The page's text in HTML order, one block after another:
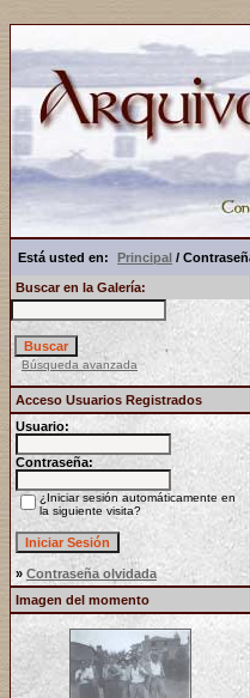
Está usted en: Principal /
Buscar en la Galería:
Búsqueda avanzada
Acceso Usuarios Registrados
Usuario:
Contraseña:
¿Iniciar sesión automáticamente en
la siguiente visita?
» Contraseña olvidada
Imagen del momento